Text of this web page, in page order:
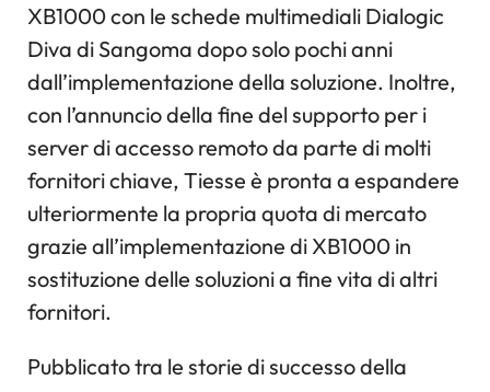
XB1000 con le schede multimediali Dialogic
Diva di Sangoma dopo solo pochi anni
dall’implementazione della soluzione. Inoltre,
con l’annuncio della fine del supporto per i
server di accesso remoto da parte di molti
fornitori chiave, Tiesse è pronta a espandere
ulteriormente la propria quota di mercato
grazie all’implementazione di XB1000 in
sostituzione delle soluzioni a fine vita di altri
fornitori.
Pubblicato tra le storie di successo della